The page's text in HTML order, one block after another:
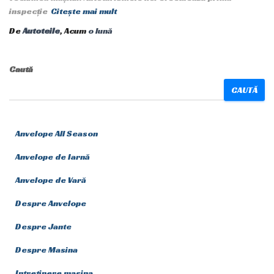
inspecție Citește mai mult
DeAutoteile, Acum o lună
Caută
CAUTĂ
Anvelope All Season
Anvelope de Iarnă
Anvelope de Vară
Despre Anvelope
Despre Jante
Despre Masina